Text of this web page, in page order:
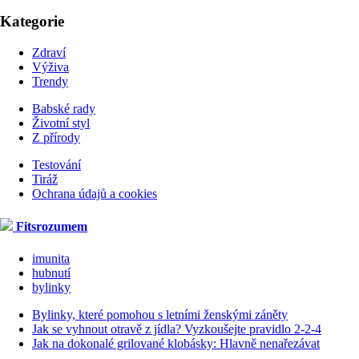
Kategorie
Zdraví
Výživa
Trendy
Babské rady
Životní styl
Z přírody
Testování
Tiráž
Ochrana údajů a cookies
Fitsrozumem
imunita
hubnutí
bylinky
Bylinky, které pomohou s letními ženskými záněty
Jak se vyhnout otravě z jídla? Vyzkoušejte pravidlo 2-2-4
Jak na dokonalé grilované klobásky: Hlavně nenařezávat